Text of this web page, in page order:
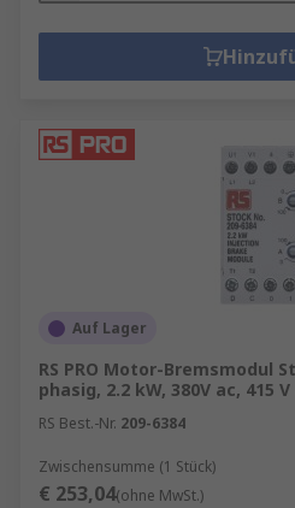
Auf Lager
RS PRO Motor-Bremsmodul
phasig, 2.2 kW, 380V ac, 415
RS Best.-Nr. 209-6384
Zwischensumme (1 Stück)
€ 253,04(ohne MwSt.)